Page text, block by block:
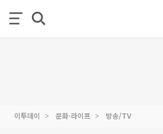
이투데이 문화·라이프 방송/TV